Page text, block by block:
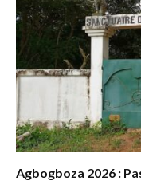
Agbogboza 2026 :